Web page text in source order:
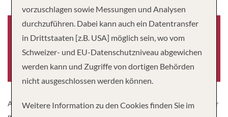
Baujahr
-0001
A personal and family atmosphere awaits you on board the popular
vorzuschlagen sowie Messungen und Analysen
durchzuführen. Dabei kann auch ein Datentransfer
in Drittstaaten [z.B. USA] möglich sein, wo vom
Schweizer- und EU-Datenschutzniveau abgewichen
werden kann und Zugriffe von dortigen Behörden
nicht ausgeschlossen werden können.
Weitere Information zu den Cookies finden Sie im